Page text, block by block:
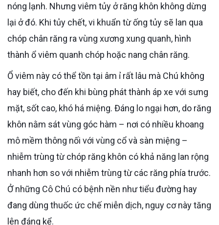
nóng lạnh. Nhưng viêm tủy ở răng khôn không dừng
lại ở đó. Khi tủy chết, vi khuẩn từ ống tủy sẽ lan qua
chóp chân răng ra vùng xương xung quanh, hình
thành ổ viêm quanh chóp hoặc nang chân răng.
Ổ viêm này có thể tồn tại âm ỉ rất lâu mà Chú không
hay biết, cho đến khi bùng phát thành áp xe với sưng
mặt, sốt cao, khó há miệng. Đáng lo ngại hơn, do răng
khôn nằm sát vùng góc hàm – nơi có nhiều khoang
mô mềm thông nối với vùng cổ và sàn miệng –
nhiễm trùng từ chóp răng khôn có khả năng lan rộng
nhanh hơn so với nhiễm trùng từ các răng phía trước.
Ở những Cô Chú có bệnh nền như tiểu đường hay
đang dùng thuốc ức chế miễn dịch, nguy cơ này tăng
lên đáng kể.